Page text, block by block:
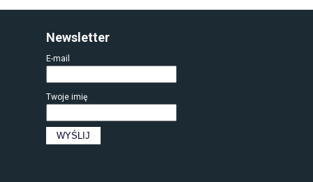
Newsletter
E-mail
Twoje imię